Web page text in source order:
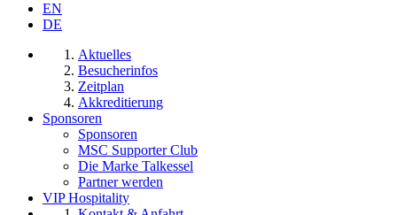
EN
DE
Aktuelles
Besucherinfos
Zeitplan
Akkreditierung
Sponsoren
Sponsoren
MSC Supporter Club
Die Marke Talkessel
Partner werden
VIP Hospitality